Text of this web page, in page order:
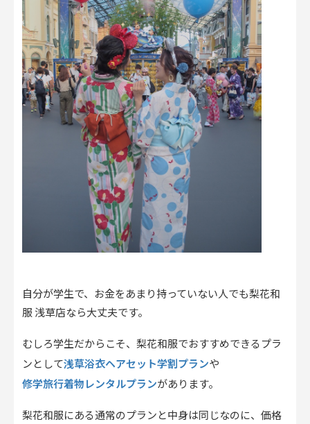
自分が学生で、お金をあまり持っていない人でも梨花和
服 浅草店なら大丈夫です。
むしろ学生だからこそ、梨花和服でおすすめできるプラ
ンとして浅草浴衣ヘアセット学割プランや
修学旅行着物レンタルプランがあります。
梨花和服にある通常のプランと中身は同じなのに、価格